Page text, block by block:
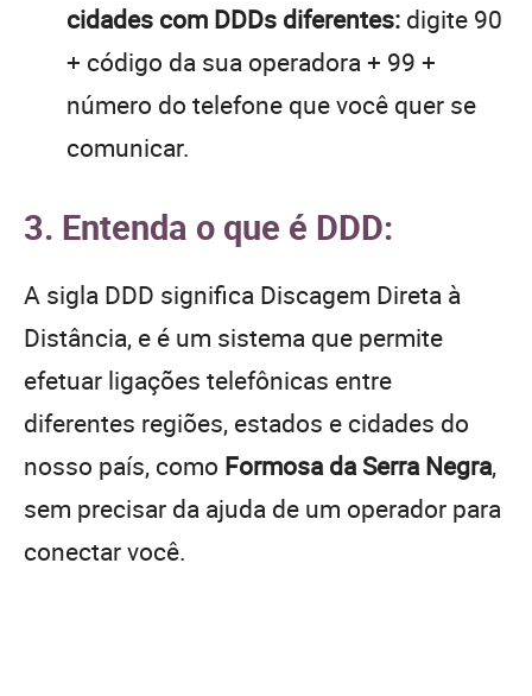
cidades com DDDs diferentes: digite 90
+ código da sua operadora + 99 +
número do telefone que você quer se
comunicar.
3. Entenda o que é DDD:
A sigla DDD significa Discagem Direta à
Distância, e é um sistema que permite
efetuar ligações telefônicas entre
diferentes regiões, estados e cidades do
nosso país, como Formosa da Serra Negra,
sem precisar da ajuda de um operador para
conectar você.